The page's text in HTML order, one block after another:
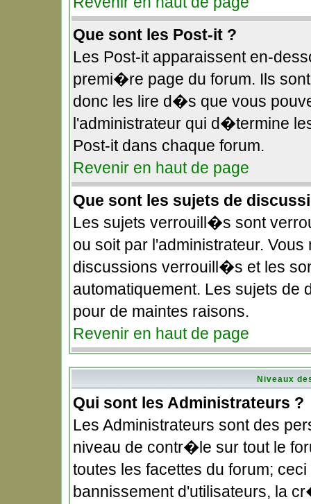
Que sont les Post-it ?
Les Post-it apparaissent en-
premi�re page du forum. Ils
donc les lire d�s que vous
l'administrateur qui d�termine
Post-it dans chaque forum.
Revenir en haut de page
Que sont les sujets de
Les sujets verrouill�s sont
ou soit par l'administrateur.
discussions verrouill�s et les
automatiquement. Les sujets
pour de maintes raisons.
Revenir en haut de page
Niveaux
Qui sont les Administrateurs ?
Les Administrateurs sont des
niveau de contr�le sur tout le
toutes les facettes du forum;
bannissement d'utilisateurs, la